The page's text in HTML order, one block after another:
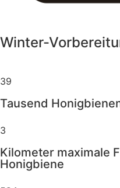
Winter-
59
Tausend
4
Kilometer maximale
Honigbiene